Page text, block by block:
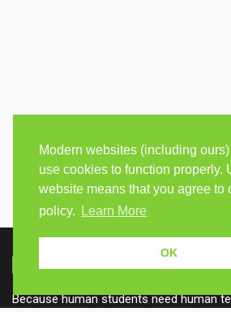
Modern websites (including
use cookies to function properly.
website means that you agree to
policy.
Learn More
OK
Because human students need human